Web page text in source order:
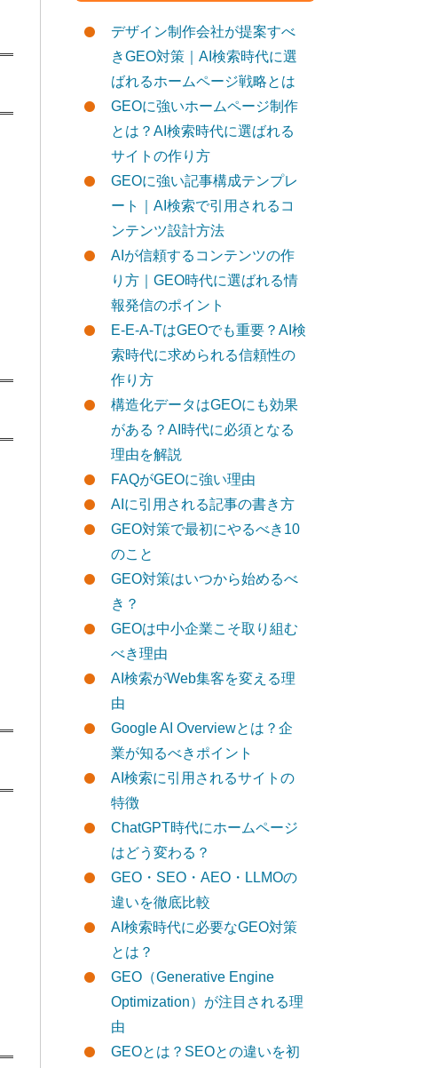
デザイン制作会社が提案すべ
きGEO対策｜AI検索時代に選
ばれるホームページ戦略とは
GEOに強いホームページ制作
とは？AI検索時代に選ばれる
サイトの作り方
GEOに強い記事構成テンプレ
ート｜AI検索で引用されるコ
ンテンツ設計方法
AIが信頼するコンテンツの作
り方｜GEO時代に選ばれる情
報発信のポイント
E-E-A-TはGEOでも重要？AI検
索時代に求められる信頼性の
作り方
構造化データはGEOにも効果
がある？AI時代に必須となる
理由を解説
FAQがGEOに強い理由
AIに引用される記事の書き方
GEO対策で最初にやるべき10
のこと
GEO対策はいつから始めるべ
き？
GEOは中小企業こそ取り組む
べき理由
AI検索がWeb集客を変える理
由
Google AI Overviewとは？企
業が知るべきポイント
AI検索に引用されるサイトの
特徴
ChatGPT時代にホームページ
はどう変わる？
GEO・SEO・AEO・LLMOの
違いを徹底比較
AI検索時代に必要なGEO対策
とは？
GEO（Generative Engine
Optimization）が注目される理
由
GEOとは？SEOとの違いを初